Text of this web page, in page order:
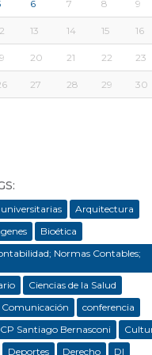
6 7 8 9
13 14 15 16
20 21 22 23
27 28 29 30
Arquitectura
Bioética
Normas Contables;
Ciencias de la Salud
Comunicación
conferencia
CP Santiago Bernasconi
Deportes Derecho DI